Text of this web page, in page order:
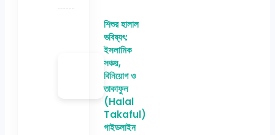
শিশুর হালাল
ভবিষ্যৎ:
ইসলামিক
সঞ্চয়,
বিনিয়োগ ও
তাকাফুল
(Halal
Takaful)
গাইডলাইন